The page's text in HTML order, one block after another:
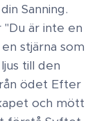
Sanning.
"Du är inte en
stjärna som
till den
ödet Efter
och mött